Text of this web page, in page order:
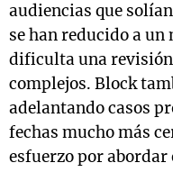
audiencias que
se han reducido a un
dificulta una revisión
complejos. Block
adelantando casos
fechas mucho más
esfuerzo por abordar